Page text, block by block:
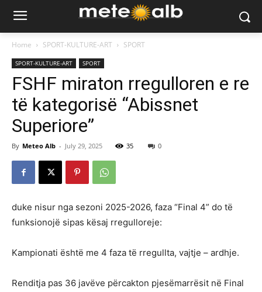
Home SPORT-KULTURE-ART SPORT
SPORT-KULTURE-ART SPORT
FSHF miraton rregulloren e re
të kategorisë “Abissnet
Superiore”
By Meteo Alb - July 29, 2025 35 0
duke nisur nga sezoni 2025-2026, faza “Final 4” do të
funksionojë sipas kësaj rregulloreje:
Kampionati është me 4 faza të rregullta, vajtje – ardhje.
Renditja pas 36 javëve përcakton pjesëmarrësit në Final